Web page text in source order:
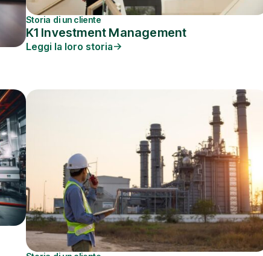
Storia di un cliente
K1 Investment Management
Leggi la loro storia